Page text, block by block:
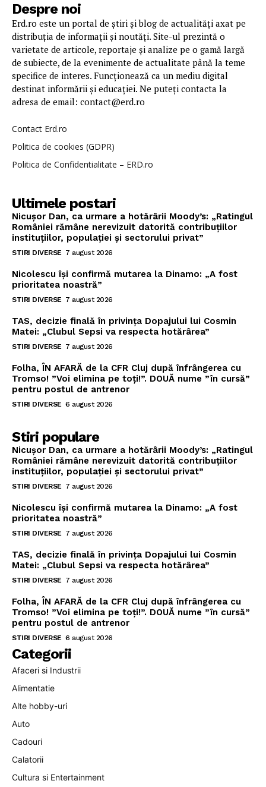
Despre noi
Erd.ro este un portal de știri și blog de actualități axat pe
distribuția de informații și noutăți. Site-ul prezintă o
varietate de articole, reportaje și analize pe o gamă largă
de subiecte, de la evenimente de actualitate până la teme
specifice de interes. Funcționează ca un mediu digital
destinat informării și educației. Ne puteți contacta la
adresa de email: contact@erd.ro
Contact Erd.ro
Politica de cookies (GDPR)
Politica de Confidentialitate – ERD.ro
Ultimele postari
Nicușor Dan, ca urmare a hotărârii Moody’s: „Ratingul
României rămâne nerevizuit datorită contribuțiilor
instituțiilor, populației și sectorului privat”
STIRI DIVERSE 7 august 2026
Nicolescu își confirmă mutarea la Dinamo: „A fost
prioritatea noastră”
STIRI DIVERSE 7 august 2026
TAS, decizie finală în privința Dopajului lui Cosmin
Matei: „Clubul Sepsi va respecta hotărârea”
STIRI DIVERSE 7 august 2026
Folha, ÎN AFARĂ de la CFR Cluj după înfrângerea cu
Tromso! ”Voi elimina pe toți!”. DOUĂ nume ”în cursă”
pentru postul de antrenor
STIRI DIVERSE 6 august 2026
Stiri populare
Nicușor Dan, ca urmare a hotărârii Moody’s: „Ratingul
României rămâne nerevizuit datorită contribuțiilor
instituțiilor, populației și sectorului privat”
STIRI DIVERSE 7 august 2026
Nicolescu își confirmă mutarea la Dinamo: „A fost
prioritatea noastră”
STIRI DIVERSE 7 august 2026
TAS, decizie finală în privința Dopajului lui Cosmin
Matei: „Clubul Sepsi va respecta hotărârea”
STIRI DIVERSE 7 august 2026
Folha, ÎN AFARĂ de la CFR Cluj după înfrângerea cu
Tromso! ”Voi elimina pe toți!”. DOUĂ nume ”în cursă”
pentru postul de antrenor
STIRI DIVERSE 6 august 2026
Categorii
Afaceri si Industrii
Alimentatie
Alte hobby-uri
Auto
Cadouri
Calatorii
Cultura si Entertainment